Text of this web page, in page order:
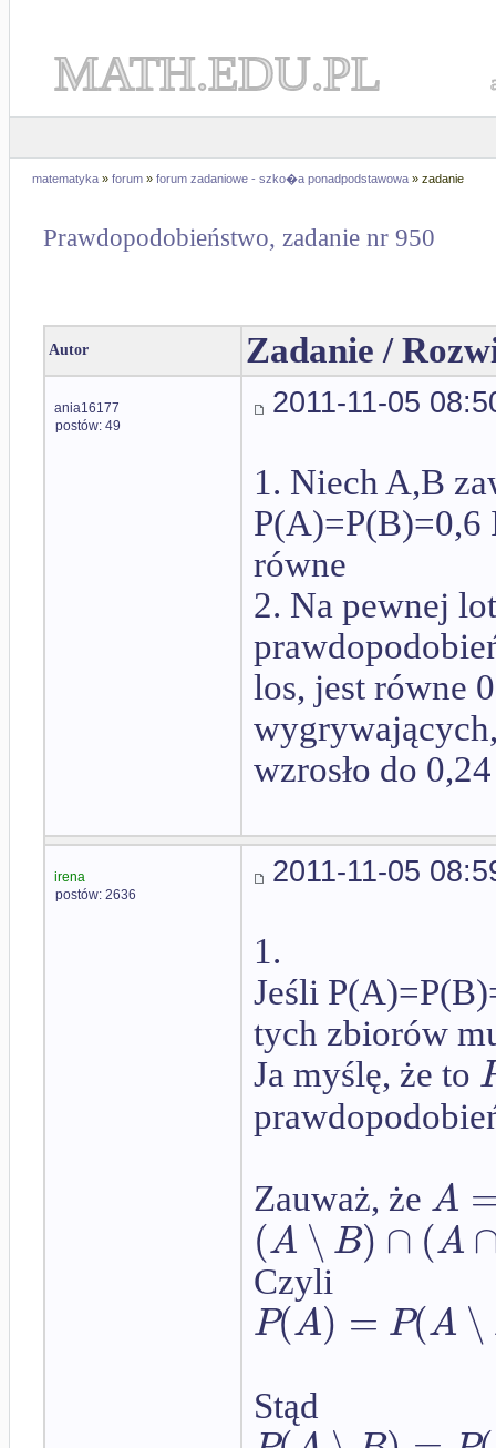
MATH.EDU.PL
matematyka » forum » forum zadaniowe - szko�a ponadpodstawowa » zadanie
Prawdopodobieństwo, zadanie nr 950
Autor Zadanie /
ania16177
postów: 49
2011-11-05
1. Niech A,B
P(A)=P(B)=0,6
równe
2. Na pewnej
los, jest równe
wzrosło do 0,24
irena
postów: 2636
2011-11-05
1.
Jeśli
tych zbiorów
Ja myślę, że to
Zauważ, że A
(A ∖ B) ∩ (A
Czyli
P(A) = P(A ∖
Stąd